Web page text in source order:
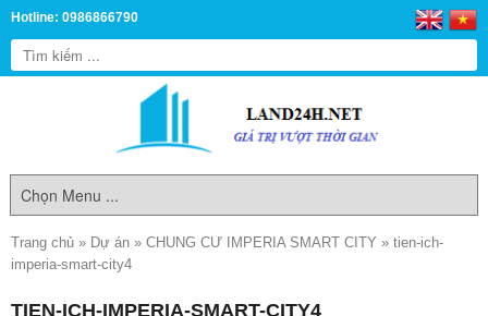
Hotline: 0986866790
Trang chủ » Dự án » CHUNG CƯ IMPERIA SMART CITY » tien-ich-
imperia-smart-city4
TIEN-ICH-IMPERIA-SMART-CITY4